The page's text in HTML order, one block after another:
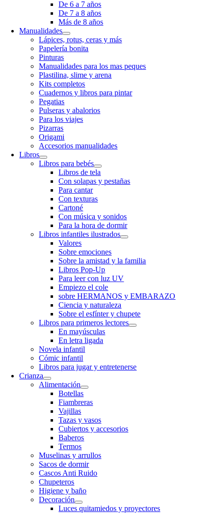
De 6 a 7 años
De 7 a 8 años
Más de 8 años
Manualidades
Lápices, rotus, ceras y más
Papelería bonita
Pinturas
Manualidades para los mas peques
Plastilina, slime y arena
Kits completos
Cuadernos y libros para pintar
Pegatias
Pulseras y abalorios
Para los viajes
Pizarras
Origami
Accesorios manualidades
Libros
Libros para bebés
Libros de tela
Con solapas y pestañas
Para cantar
Con texturas
Cartoné
Con música y sonidos
Para la hora de dormir
Libros infantiles ilustrados
Valores
Sobre emociones
Sobre la amistad y la familia
Libros Pop-Up
Para leer con luz UV
Empiezo el cole
sobre HERMANOS y EMBARAZO
Ciencia y naturaleza
Sobre el esfínter y chupete
Libros para primeros lectores
En mayúsculas
En letra ligada
Novela infantil
Cómic infantil
Libros para jugar y entretenerse
Crianza
Alimentación
Botellas
Fiambreras
Vajillas
Tazas y vasos
Cubiertos y accesorios
Baberos
Termos
Muselinas y arrullos
Sacos de dormir
Cascos Anti Ruido
Chupeteros
Higiene y baño
Decoración
Luces quitamiedos y proyectores